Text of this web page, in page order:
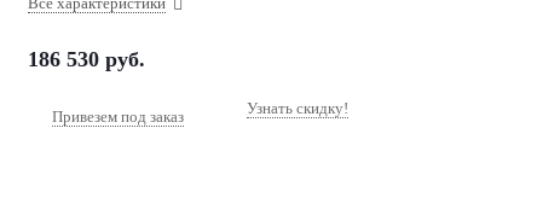
186 530 руб.
Привезем под заказ Узнать скидку!